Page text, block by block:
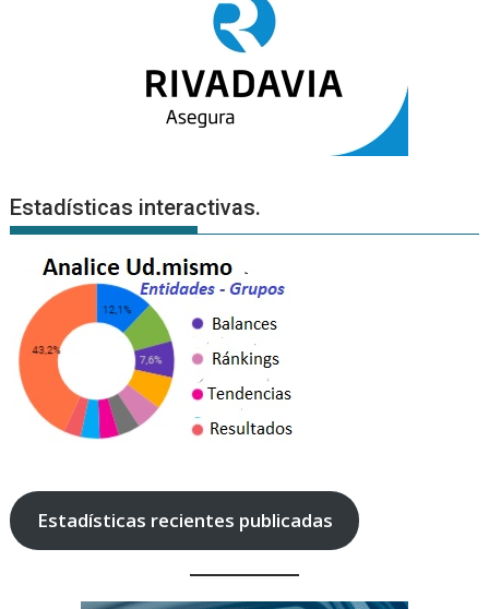
Estadísticas interactivas.
Estadísticas recientes publicadas